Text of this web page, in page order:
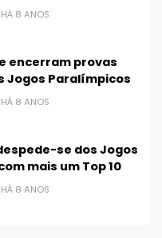
HÁ 8 ANOS
encerram provas
Jogos Paralímpicos
HÁ 8 ANOS
se dos Jogos
mais um Top 10
HÁ 8 ANOS